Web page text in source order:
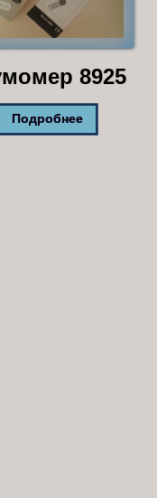
8925
Подробнее